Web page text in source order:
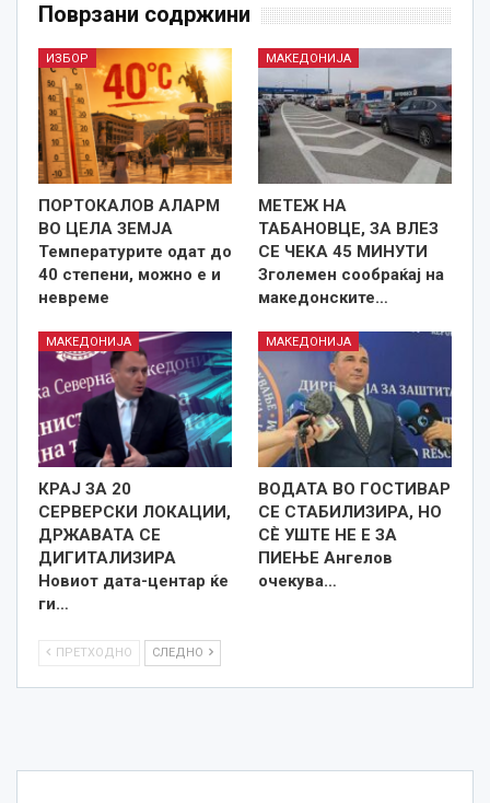
Поврзани содржини
ИЗБОР
ПОРТОКАЛОВ АЛАРМ
ВО ЦЕЛА ЗЕМЈА
Температурите одат до
40 степени, можно е и
невреме
МАКЕДОНИЈА
МЕТЕЖ НА
ТАБАНОВЦЕ, ЗА ВЛЕЗ
СЕ ЧЕКА 45 МИНУТИ
Зголемен сообраќај на
македонските…
МАКЕДОНИЈА
КРАЈ ЗА 20
СЕРВЕРСКИ ЛОКАЦИИ,
ДРЖАВАТА СЕ
ДИГИТАЛИЗИРА
Новиот дата-центар ќе
ги…
МАКЕДОНИЈА
ВОДАТА ВО ГОСТИВАР
СЕ СТАБИЛИЗИРА, НО
СÈ УШТЕ НЕ Е ЗА
ПИЕЊЕ Ангелов
очекува…
ПРЕТХОДНО СЛЕДНО